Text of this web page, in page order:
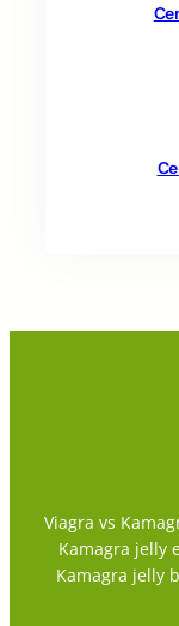
Viagra vs
Kamagra jelly
Kamagra jelly